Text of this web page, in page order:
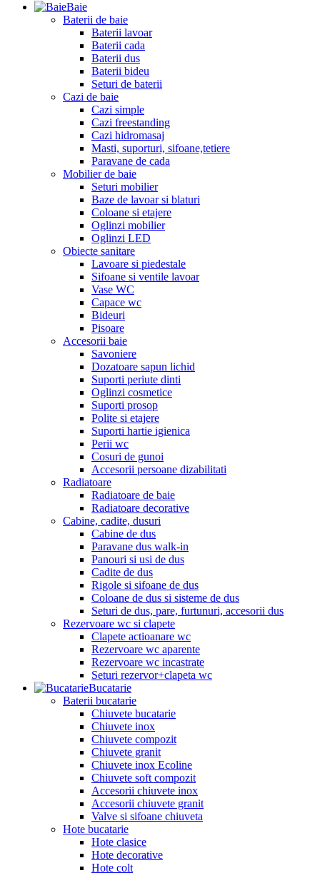
Baie
Baterii de baie
Baterii lavoar
Baterii cada
Baterii dus
Baterii bideu
Seturi de baterii
Cazi de baie
Cazi simple
Cazi freestanding
Cazi hidromasaj
Masti, suporturi, sifoane,tetiere
Paravane de cada
Mobilier de baie
Seturi mobilier
Baze de lavoar si blaturi
Coloane si etajere
Oglinzi mobilier
Oglinzi LED
Obiecte sanitare
Lavoare si piedestale
Sifoane si ventile lavoar
Vase WC
Capace wc
Bideuri
Pisoare
Accesorii baie
Savoniere
Dozatoare sapun lichid
Suporti periute dinti
Oglinzi cosmetice
Suporti prosop
Polite si etajere
Suporti hartie igienica
Perii wc
Cosuri de gunoi
Accesorii persoane dizabilitati
Radiatoare
Radiatoare de baie
Radiatoare decorative
Cabine, cadite, dusuri
Cabine de dus
Paravane dus walk-in
Panouri si usi de dus
Cadite de dus
Rigole si sifoane de dus
Coloane de dus si sisteme de dus
Seturi de dus, pare, furtunuri, accesorii dus
Rezervoare wc si clapete
Clapete actioanare wc
Rezervoare wc aparente
Rezervoare wc incastrate
Seturi rezervor+clapeta wc
Bucatarie
Baterii bucatarie
Chiuvete bucatarie
Chiuvete inox
Chiuvete compozit
Chiuvete granit
Chiuvete inox Ecoline
Chiuvete soft compozit
Accesorii chiuvete inox
Accesorii chiuvete granit
Valve si sifoane chiuveta
Hote bucatarie
Hote clasice
Hote decorative
Hote colt